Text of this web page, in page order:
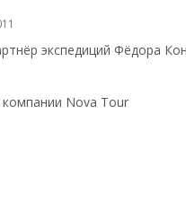
экспедиций Фёдора
Nova Tour